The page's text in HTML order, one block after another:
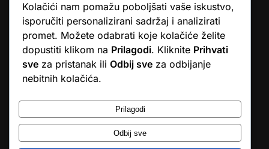
★★★★★
… Ono što me se dojmilo je ljudski pristup i njihova briga da
dobijem što sam naručio. U većini web shopova nitko vas ne
zove, samo otkažu narudžbu. …
Stjepan D.M.
© Argus elektronika d.o.o.
Kolačići nam pomažu poboljšati vaše iskustvo,
isporučiti personalizirani sadržaj i analizirati
promet. Možete odabrati koje kolačiće želite
dopustiti klikom na Prilagodi. Kliknite Prihvati
sve za pristanak ili Odbij sve za odbijanje
nebitnih kolačića.
Prilagodi
Odbij sve